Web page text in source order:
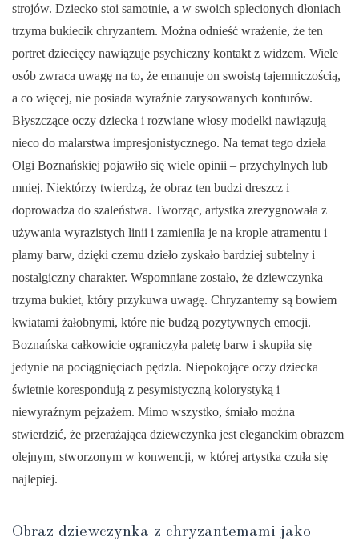
strojów. Dziecko stoi samotnie, a w swoich splecionych dłoniach
trzyma bukiecik chryzantem. Można odnieść wrażenie, że ten
portret dziecięcy nawiązuje psychiczny kontakt z widzem. Wiele
osób zwraca uwagę na to, że emanuje on swoistą tajemniczością,
a co więcej, nie posiada wyraźnie zarysowanych konturów.
Błyszczące oczy dziecka i rozwiane włosy modelki nawiązują
nieco do malarstwa impresjonistycznego. Na temat tego dzieła
Olgi Boznańskiej pojawiło się wiele opinii – przychylnych lub
mniej. Niektórzy twierdzą, że obraz ten budzi dreszcz i
doprowadza do szaleństwa. Tworząc, artystka zrezygnowała z
używania wyrazistych linii i zamieniła je na krople atramentu i
plamy barw, dzięki czemu dzieło zyskało bardziej subtelny i
nostalgiczny charakter. Wspomniane zostało, że dziewczynka
trzyma bukiet, który przykuwa uwagę. Chryzantemy są bowiem
kwiatami żałobnymi, które nie budzą pozytywnych emocji.
Boznańska całkowicie ograniczyła paletę barw i skupiła się
jedynie na pociągnięciach pędzla. Niepokojące oczy dziecka
świetnie korespondują z pesymistyczną kolorystyką i
niewyraźnym pejzażem. Mimo wszystko, śmiało można
stwierdzić, że przerażająca dziewczynka jest eleganckim obrazem
olejnym, stworzonym w konwencji, w której artystka czuła się
najlepiej.
Obraz dziewczynka z chryzantemami jako